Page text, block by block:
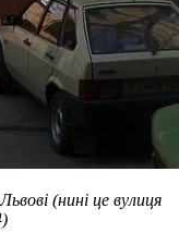
(нині це вулиця